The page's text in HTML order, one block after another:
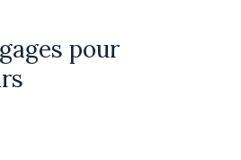
pour